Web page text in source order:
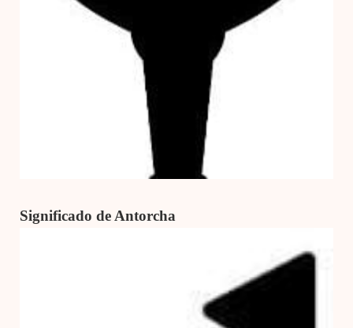
Significado de Antorcha